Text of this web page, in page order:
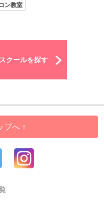
ン教室
クールを探す
プへ ↑